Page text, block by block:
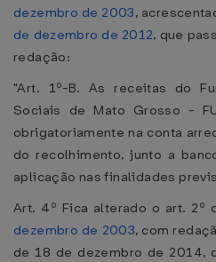
dezembro de 2003,
de dezembro de 2012, que
redação:
"Art. 1º-B. As receitas do
Sociais de Mato Grosso -
obrigatoriamente na conta
do recolhimento, junto a
aplicação nas finalidades
Art. 4º Fica alterado o art. 2º
dezembro de 2003, com
de 18 de dezembro de 2014,